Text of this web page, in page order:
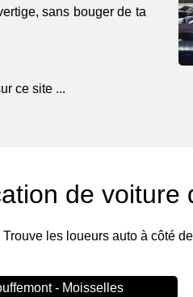
sans bouger de ta
ce site ...
de voiture
Trouve les loueurs auto à côté
- Moisselles